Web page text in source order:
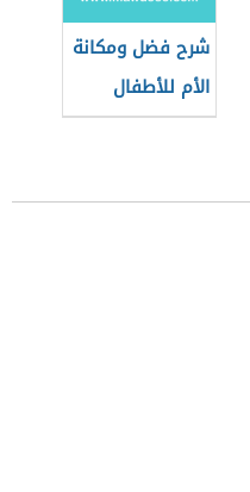
شرح فضل ومكانة
الأم للأطفال